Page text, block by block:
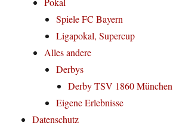
Spiele FC Bayern
Ligapokal, Supercup
Alles andere
Derbys
Derby TSV 1860 München
Eigene Erlebnisse
Datenschutz